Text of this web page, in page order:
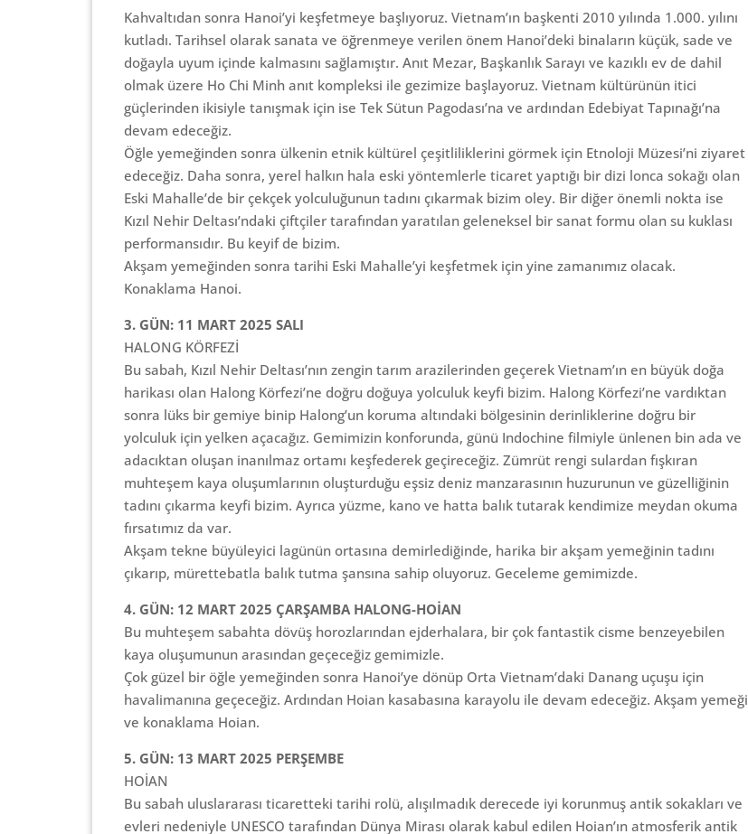
Kahvaltıdan sonra Hanoi’yi keşfetmeye başlıyoruz. Vietnam’ın başkenti 2010 yılında 1.000. yılını
kutladı. Tarihsel olarak sanata ve öğrenmeye verilen önem Hanoi’deki binaların küçük, sade ve
doğayla uyum içinde kalmasını sağlamıştır. Anıt Mezar, Başkanlık Sarayı ve kazıklı ev de dahil
olmak üzere Ho Chi Minh anıt kompleksi ile gezimize başlayoruz. Vietnam kültürünün itici
güçlerinden ikisiyle tanışmak için ise Tek Sütun Pagodası’na ve ardından Edebiyat Tapınağı’na
devam edeceğiz.
Öğle yemeğinden sonra ülkenin etnik kültürel çeşitliliklerini görmek için Etnoloji Müzesi’ni ziyaret
edeceğiz. Daha sonra, yerel halkın hala eski yöntemlerle ticaret yaptığı bir dizi lonca sokağı olan
Eski Mahalle’de bir çekçek yolculuğunun tadını çıkarmak bizim oley. Bir diğer önemli nokta ise
Kızıl Nehir Deltası’ndaki çiftçiler tarafından yaratılan geleneksel bir sanat formu olan su kuklası
performansıdır. Bu keyif de bizim.
Akşam yemeğinden sonra tarihi Eski Mahalle’yi keşfetmek için yine zamanımız olacak.
Konaklama Hanoi.
3. GÜN: 11 MART 2025 SALI
HALONG KÖRFEZİ
Bu sabah, Kızıl Nehir Deltası’nın zengin tarım arazilerinden geçerek Vietnam’ın en büyük doğa
harikası olan Halong Körfezi’ne doğru doğuya yolculuk keyfi bizim. Halong Körfezi’ne vardıktan
sonra lüks bir gemiye binip Halong’un koruma altındaki bölgesinin derinliklerine doğru bir
yolculuk için yelken açacağız. Gemimizin konforunda, günü Indochine filmiyle ünlenen bin ada ve
adacıktan oluşan inanılmaz ortamı keşfederek geçireceğiz. Zümrüt rengi sulardan fışkıran
muhteşem kaya oluşumlarının oluşturduğu eşsiz deniz manzarasının huzurunun ve güzelliğinin
tadını çıkarma keyfi bizim. Ayrıca yüzme, kano ve hatta balık tutarak kendimize meydan okuma
fırsatımız da var.
Akşam tekne büyüleyici lagünün ortasına demirlediğinde, harika bir akşam yemeğinin tadını
çıkarıp, mürettebatla balık tutma şansına sahip oluyoruz. Geceleme gemimizde.
4. GÜN: 12 MART 2025 ÇARŞAMBA HALONG-HOİAN
Bu muhteşem sabahta dövüş horozlarından ejderhalara, bir çok fantastik cisme benzeyebilen
kaya oluşumunun arasından geçeceğiz gemimizle.
Çok güzel bir öğle yemeğinden sonra Hanoi’ye dönüp Orta Vietnam’daki Danang uçuşu için
havalimanına geçeceğiz. Ardından Hoian kasabasına karayolu ile devam edeceğiz. Akşam yemeği
ve konaklama Hoian.
5. GÜN: 13 MART 2025 PERŞEMBE
HOİAN
Bu sabah uluslararası ticaretteki tarihi rolü, alışılmadık derecede iyi korunmuş antik sokakları ve
evleri nedeniyle UNESCO tarafından Dünya Mirası olarak kabul edilen Hoian’ın atmosferik antik